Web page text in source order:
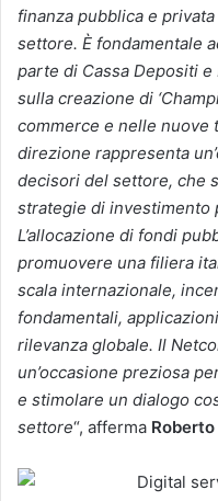
finanza pubblica e
settore. È fondamentale
parte di Cassa Depositi
sulla creazione di
commerce e nelle nuove
direzione rappresenta
decisori del settore, che
strategie di investimento
L’allocazione di fondi
promuovere una filiera
scala internazionale,
fondamentali,
rilevanza globale. Il
un’occasione preziosa
e stimolare un dialogo
settore“, afferma